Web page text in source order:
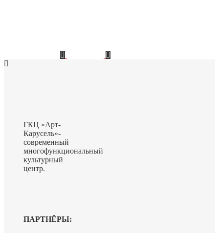
ГКЦ «Арт-
Карусель»-
современный
многофункциональный
культурный
центр.
ПАРТНЁРЫ: